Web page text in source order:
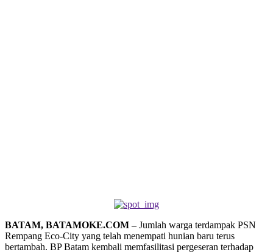
BATAM, BATAMOKE.COM –Jumlah warga terdampak PSN
Rempang Eco-City yang telah menempati hunian baru terus
bertambah. BP Batam kembali memfasilitasi pergeseran terhadap